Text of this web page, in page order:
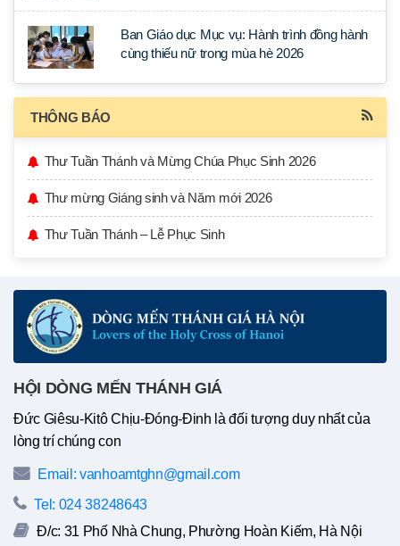
Ban Giáo dục Mục vụ: Hành trình đồng hành
cùng thiếu nữ trong mùa hè 2026
THÔNG BÁO
Thư Tuần Thánh và Mừng Chúa Phục Sinh 2026
Thư mừng Giáng sinh và Năm mới 2026
Thư Tuần Thánh – Lễ Phục Sinh
HỘI DÒNG MẾN THÁNH GIÁ
Đức Giêsu-Kitô Chịu-Đóng-Đinh là đối tượng duy nhất của
lòng trí chúng con
Email: vanhoamtghn@gmail.com
Tel: 024 38248643
Đ/c: 31 Phố Nhà Chung, Phường Hoàn Kiếm, Hà Nội